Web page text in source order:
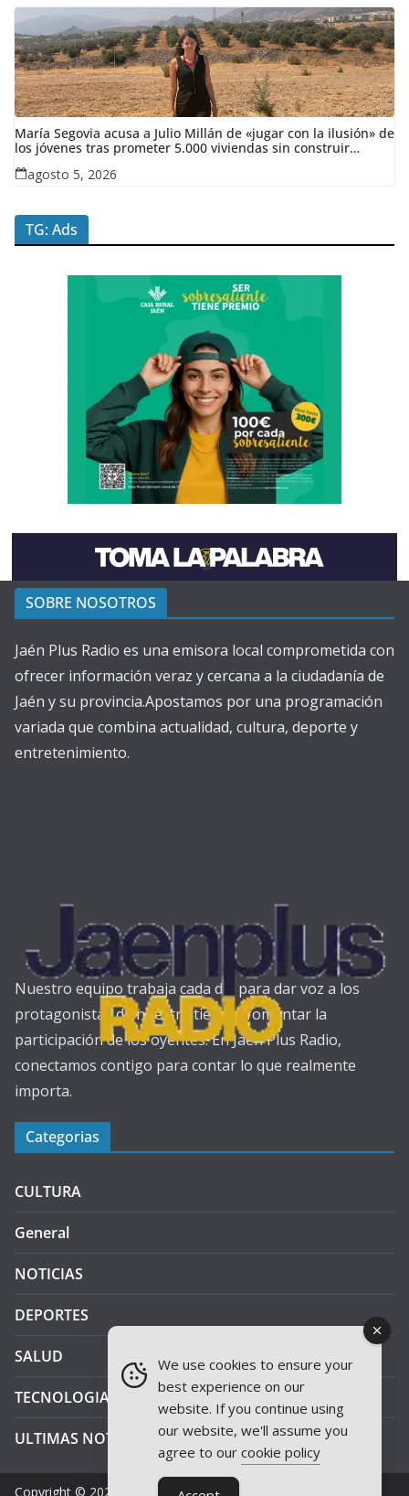
María Segovia acusa a Julio Millán de «jugar con la ilusión» de
los jóvenes tras prometer 5.000 viviendas sin construir
ninguna en siete años
agosto 5, 2026
TG: Ads
SOBRE NOSOTROS
Jaén Plus Radio es una emisora local comprometida con
ofrecer información veraz y cercana a la ciudadanía de
Jaén y su provincia.Apostamos por una programación
variada que combina actualidad, cultura, deporte y
entretenimiento.
Nuestro equipo trabaja cada día para dar voz a los
protagonistas de nuestra tierra y fomentar la
participación de los oyentes. En Jaén Plus Radio,
conectamos contigo para contar lo que realmente
importa.
Categorias
CULTURA
General
NOTICIAS
DEPORTES
SALUD
TECNOLOGIA
ULTIMAS NOTICIAS
Copyright © 2026 JAEN PLUS RADIO
We use cookies to ensure your
best experience on our
website. If you continue using
our website, we'll assume you
agree to our cookie policy